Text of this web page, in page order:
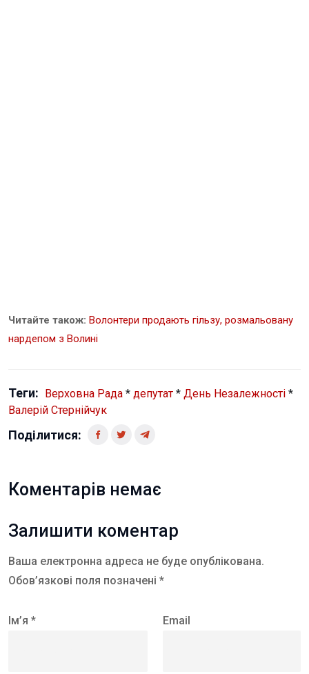
Читайте також: Волонтери продають гільзу, розмальовану
нардепом з Волині
Теги: Верховна Рада * депутат * День Незалежності *
Валерій Стернійчук
Поділитися:
Коментарів немає
Залишити коментар
Ваша електронна адреса не буде опублікована.
Обов’язкові поля позначені *
Ім’я * Email